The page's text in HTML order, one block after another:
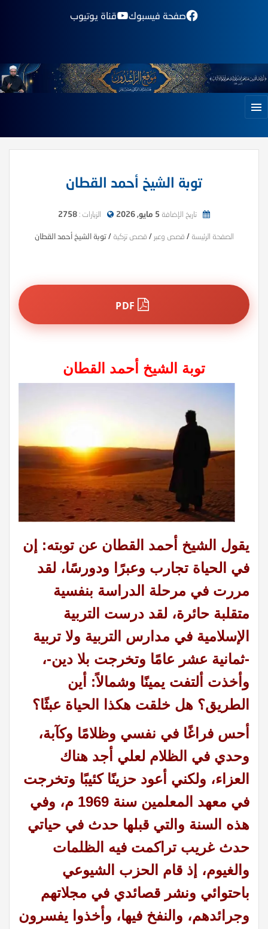
صفحة فيسبوك قناة يوتيوب
توبة الشيخ أحمد القطان
تاريخ الإضافة 5 مايو, 2026 الزيارات : 2758
الصفحة الرئيسة / قصص وعبر / قصص تزكية / توبة الشيخ أحمد القطان
توبة الشيخ أحمد القطان
يقول الشيخ أحمد القطان عن توبته: إن
في الحياة تجارب وعبرًا ودورسًا، لقد
مررت في مرحلة الدراسة بنفسية
متقلبة حائرة، لقد درست التربية
الإسلامية في مدارس التربية ولا تربية
-ثمانية عشر عامًا وتخرجت بلا دين-،
وأخذت ألتفت يمينًا وشمالاً: أين
الطريق؟ هل خلقت هكذا الحياة عبثًا؟
أحس فراغًا في نفسي وظلامًا وكآبة،
وحدي في الظلام لعلي أجد هناك
العزاء، ولكني أعود حزينًا كئيبًا وتخرجت
في معهد المعلمين سنة 1969 م، وفي
هذه السنة والتي قبلها حدث في حياتي
حدث غريب تراكمت فيه الظلمات
والغيوم، إذ قام الحزب الشيوعي
باحتوائي ونشر قصائدي في مجلاتهم
وجرائدهم، والنفخ فيها، وأخذوا يفسرون